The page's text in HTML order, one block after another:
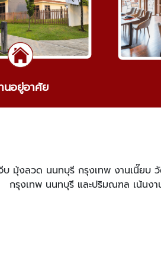
นอยู่อาศัย
มุ้งลวด นนทบุรี กรุงเทพ งานเนี๊ยบ
กรุงเทพ นนทบุรี และปริมณฑล เน้นง